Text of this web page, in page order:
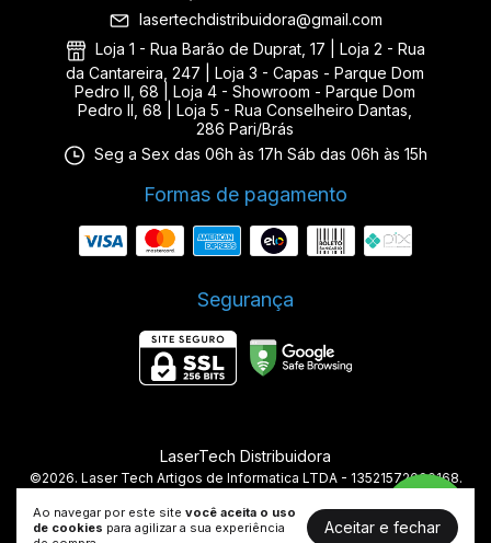
Ao navegar por este site você aceita o uso
de cookies para agilizar a sua experiência
Aceitar e fechar
lasertechdistribuidora@gmail.com
Loja 1 - Rua Barão de Duprat, 17 | Loja 2 - Rua
da Cantareira, 247 | Loja 3 - Capas - Parque Dom
Pedro II, 68 | Loja 4 - Showroom - Parque Dom
Pedro II, 68 | Loja 5 - Rua Conselheiro Dantas,
286 Pari/Brás
Seg a Sex das 06h às 17h Sáb das 06h às 15h
Formas de pagamento
Segurança
LaserTech Distribuidora
©2026. Laser Tech Artigos de Informatica LTDA - 13521572000168.